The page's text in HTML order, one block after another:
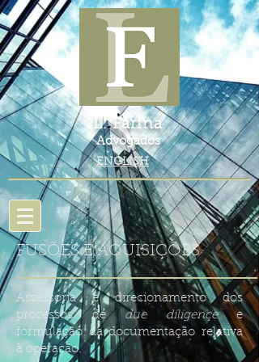
L. Farina
Advogados
ENGLISH
FUSÕES E AQUISIÇÕES
Assessoria e direcionamento dos
processos de due diligencee
formulação da documentação relativa
à operação.